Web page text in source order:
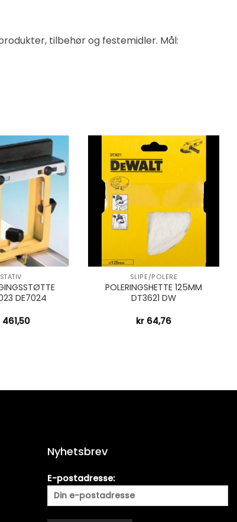
tilbehør og festemidler. Mål:
STATIV
DE7024
461,50
SLIPE/POLERE
POLERINGSHETTE 125MM
DT3621 DW
kr 64,76
Nyhetsbrev
E-postadresse: